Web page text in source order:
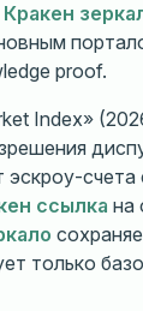
Кракен
proof.
Index»
эскроу-
ссылка на
только